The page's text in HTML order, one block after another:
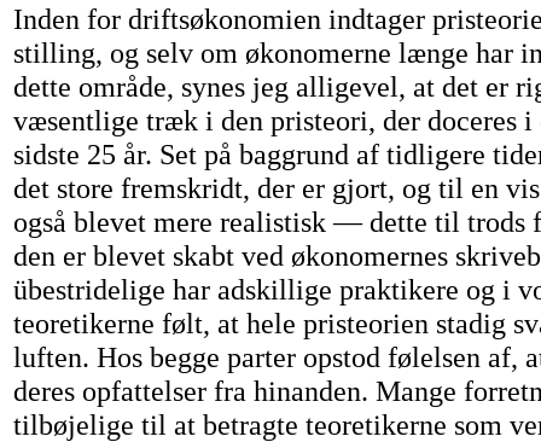
Inden for driftsøkonomien indtager
stilling, og selv om økonomerne længe har
dette område, synes jeg alligevel, at det er
væsentlige træk i den pristeori, der doceres i
sidste 25 år. Set på baggrund af tidligere
det store fremskridt, der er gjort, og til en
også blevet mere realistisk — dette til trods
den er blevet skabt ved økonomernes
übestridelige har adskillige praktikere og i
teoretikerne følt, at hele pristeorien stadig
luften. Hos begge parter opstod følelsen af,
deres opfattelser fra hinanden. Mange
tilbøjelige til at betragte teoretikerne som